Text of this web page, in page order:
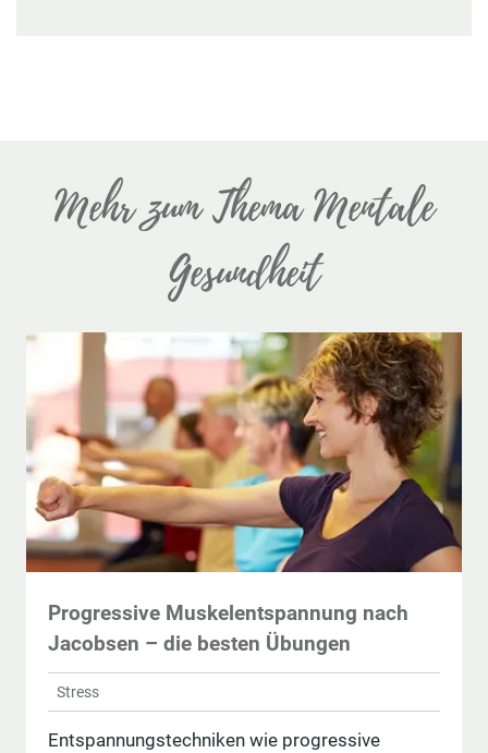
Mehr zum Thema Mentale
Gesundheit
Progressive Muskelentspannung nach
Jacobsen – die besten Übungen
Stress
Entspannungstechniken wie progressive